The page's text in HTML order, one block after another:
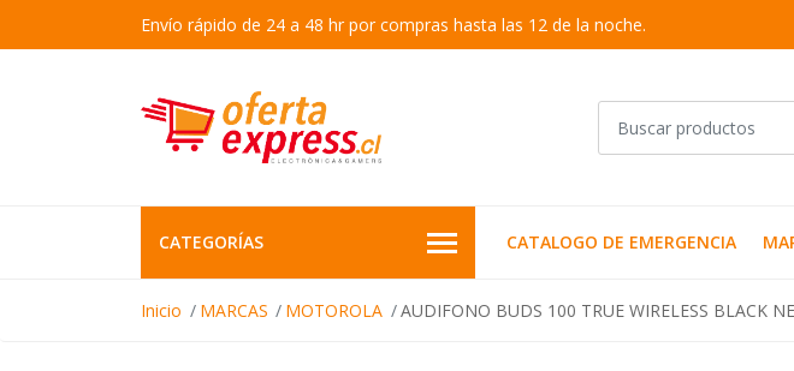
Envío rápido de 24 a 48 hr por compras hasta las 12 de la noche.
CATEGORÍAS CATALOGO DE EMERGENCIA
Inicio MARCAS MOTOROLA AUDIFONO BUDS 100 TRUE WIRELESS BLACK